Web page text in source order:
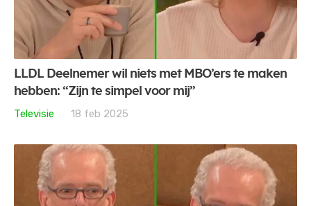
LLDL Deelnemer wil niets met MBO’ers te maken
hebben: “Zijn te simpel voor mij”
Televisie
18 feb 2025